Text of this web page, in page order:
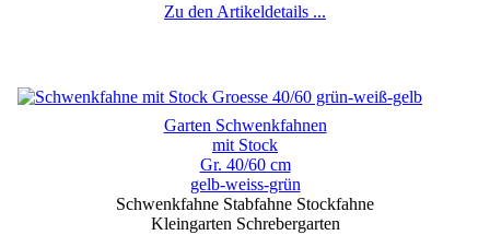
Zu den Artikeldetails ...
Garten Schwenkfahnen
mit Stock
Gr. 40/60 cm
gelb-weiss-grün
Schwenkfahne Stabfahne Stockfahne
Kleingarten Schrebergarten